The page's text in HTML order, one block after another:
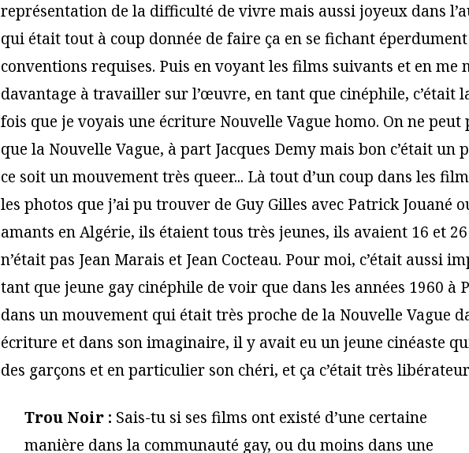
représentation de la difficulté de vivre mais aussi joyeux dans
qui était tout à coup donnée de faire ça en se fichant éperdument
conventions requises. Puis en voyant les films suivants et en me
davantage à travailler sur l’œuvre, en tant que cinéphile, c’était
fois que je voyais une écriture Nouvelle Vague homo. On ne peut
que la Nouvelle Vague, à part Jacques Demy mais bon c’était un
ce soit un mouvement très queer... Là tout d’un coup dans les
les photos que j’ai pu trouver de Guy Gilles avec Patrick Jouané
amants en Algérie, ils étaient tous très jeunes, ils avaient 16 et 26
n’était pas Jean Marais et Jean Cocteau. Pour moi, c’était aussi
tant que jeune gay cinéphile de voir que dans les années 1960 à
dans un mouvement qui était très proche de la Nouvelle Vague
écriture et dans son imaginaire, il y avait eu un jeune cinéaste
des garçons et en particulier son chéri, et ça c’était très
Trou Noir : Sais-tu si ses films ont existé d’une certaine
manière dans la communauté gay, ou du moins dans une